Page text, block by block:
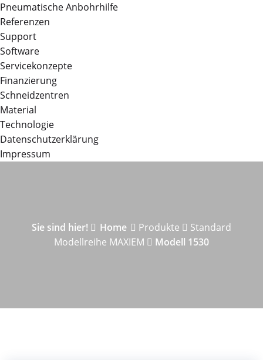
Pneumatische Anbohrhilfe
Referenzen
Support
Software
Servicekonzepte
Finanzierung
Schneidzentren
Material
Technologie
Datenschutzerklärung
Impressum
Sie sind hier! Home Produkte
Standard
Modellreihe MAXIEM
Modell 1530